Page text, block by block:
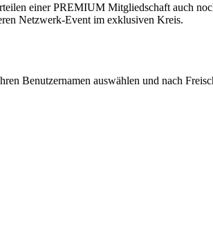
einer PREMIUM Mitgliedschaft auch
Netzwerk-Event im exklusiven Kreis.
Benutzernamen auswählen und nach